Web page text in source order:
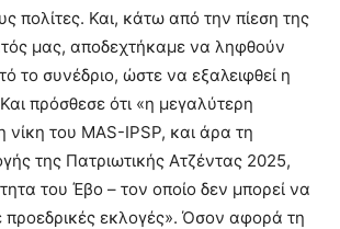
πολίτες. Και, κάτω από την πίεση της
μας, αποδεχτήκαμε να ληφθούν
το συνέδριο, ώστε να εξαλειφθεί η
πρόσθεσε ότι «η μεγαλύτερη
νίκη του MAS-IPSP, και άρα τη
της Πατριωτικής Ατζέντας 2025,
του Έβο – τον οποίο δεν μπορεί να
προεδρικές εκλογές». Όσον αφορά τη